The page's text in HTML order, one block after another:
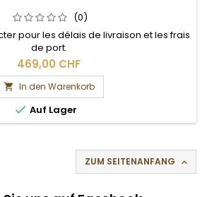
(0)
pour les délais de livraison et les frais
de port.
469,00 CHF
 In den Warenkorb
 Auf Lager
ZUM SEITENANFANG 